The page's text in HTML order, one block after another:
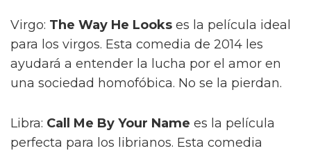
Virgo: The Way He Looks es la película ideal
para los virgos. Esta comedia de 2014 les
ayudará a entender la lucha por el amor en
una sociedad homofóbica. No se la pierdan.
Libra: Call Me By Your Name es la película
perfecta para los librianos. Esta comedia